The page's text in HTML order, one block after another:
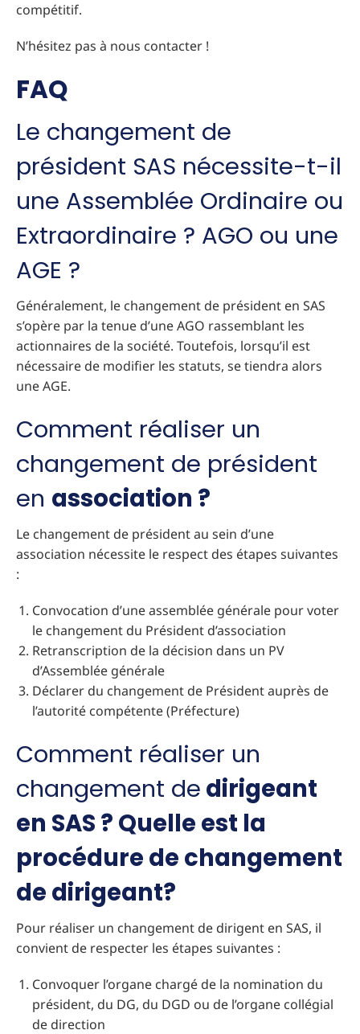
compétitif.
N’hésitez pas à nous contacter !
FAQ
Le changement de
président SAS nécessite-t-il
une Assemblée Ordinaire ou
Extraordinaire ? AGO ou une
AGE ?
Généralement, le changement de président en SAS
s’opère par la tenue d’une AGO rassemblant les
actionnaires de la société. Toutefois, lorsqu’il est
nécessaire de modifier les statuts, se tiendra alors
une AGE.
Comment réaliser un
changement de président
en association ?
Le changement de président au sein d’une
association nécessite le respect des étapes suivantes
:
Convocation d’une assemblée générale pour voter
le changement du Président d’association
Retranscription de la décision dans un PV
d’Assemblée générale
Déclarer du changement de Président auprès de
l’autorité compétente (Préfecture)
Comment réaliser un
changement de dirigeant
en SAS ? Quelle est la
procédure de changement
de dirigeant?
Pour réaliser un changement de dirigent en SAS, il
convient de respecter les étapes suivantes :
Convoquer l’organe chargé de la nomination du
président, du DG, du DGD ou de l’organe collégial
de direction